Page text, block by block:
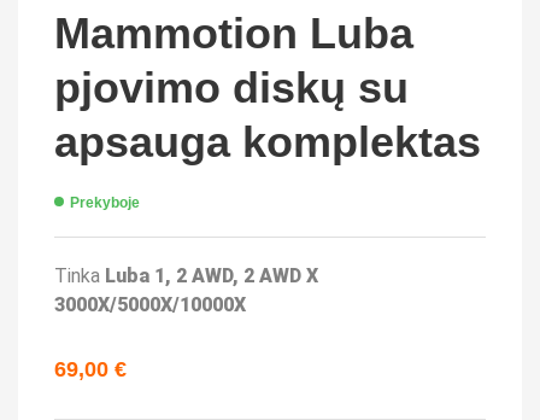
Mammotion Luba
pjovimo diskų su
apsauga komplektas
Prekyboje
Tinka Luba 1, 2 AWD, 2 AWD X
3000X/5000X/10000X
69,00 €